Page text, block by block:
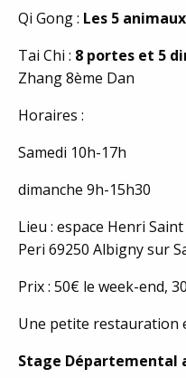
Qi Gong : Les 5 animaux
Tai Chi : 8 portes et 5
Zhang 8ème Dan
Horaires :
Samedi 10h-17h
dimanche 9h-15h30
Lieu : espace Henri
Peri 69250 Albigny sur
Prix : 50€ le week-end,
Une petite restauration
Stage Départemental